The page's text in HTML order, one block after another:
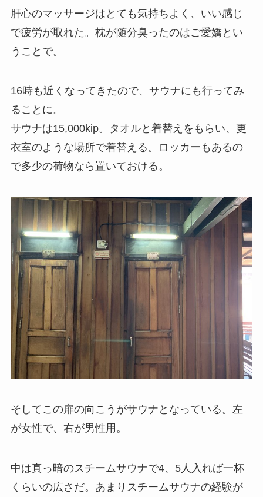
肝心のマッサージはとても気持ちよく、いい感じ
で疲労が取れた。枕が随分臭ったのはご愛嬌とい
うことで。
16時も近くなってきたので、サウナにも行ってみ
ることに。
サウナは15,000kip。タオルと着替えをもらい、更
衣室のような場所で着替える。ロッカーもあるの
で多少の荷物なら置いておける。
そしてこの扉の向こうがサウナとなっている。左
が女性で、右が男性用。
中は真っ暗のスチームサウナで4、5人入れば一杯
くらいの広さだ。あまりスチームサウナの経験が